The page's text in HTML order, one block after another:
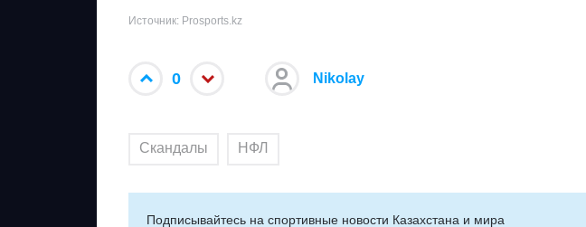
Источник: Prosports.kz
0 Nikolay
Скандалы НФЛ
Подписывайтесь на cпортивные новости Казахстана и мира